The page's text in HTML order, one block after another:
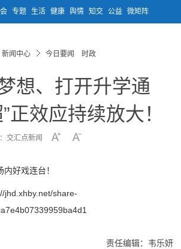
专题 生活 健康 舆情 知交 公益 微矩阵
新闻中心 今日要闻 时政
想、打开升学通
正效应持续放大！
交汇点新闻
好戏连台！
jhd.xhby.net/share-
责任编辑：韦乐妍